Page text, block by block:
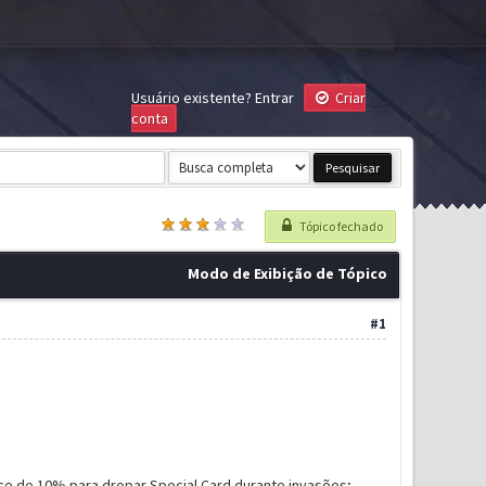
Usuário existente? Entrar
Criar
conta
Tópico fechado
Modo de Exibição de Tópico
#1